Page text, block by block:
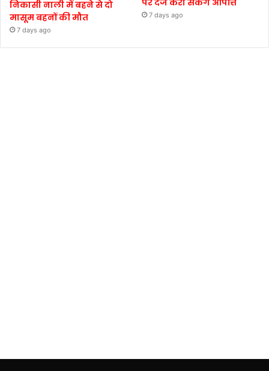
निकासी नाली में बहने से दो
मासूम बहनों की मौत
7 days ago
7 days ago